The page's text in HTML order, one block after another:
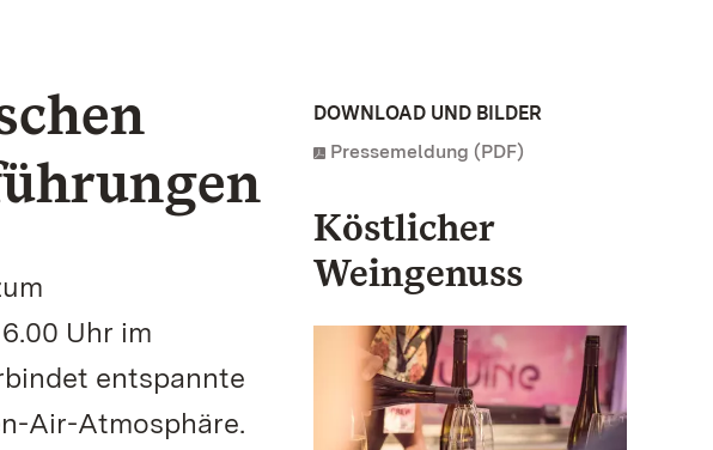
Uhr im
entspannte
Air-Atmosphäre.
DOWNLOAD UND BILDER
Pressemeldung (PDF)
Köstlicher
Weingenuss